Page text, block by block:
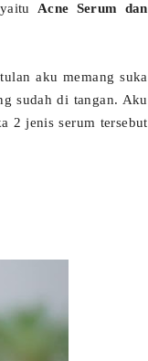
Acne Serum dan
aku memang suka
sudah di tangan. Aku
2 jenis serum tersebut